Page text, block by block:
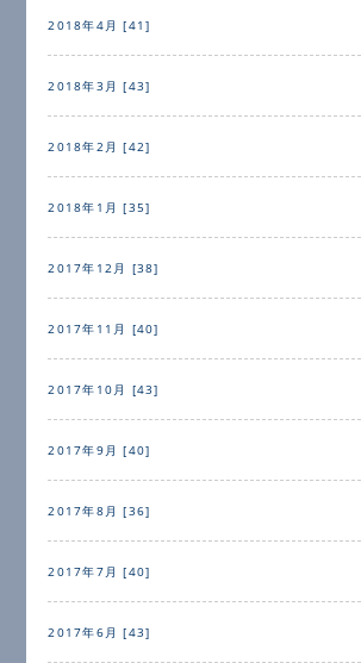
2018年4月 [41]
2018年3月 [43]
2018年2月 [42]
2018年1月 [35]
2017年12月 [38]
2017年11月 [40]
2017年10月 [43]
2017年9月 [40]
2017年8月 [36]
2017年7月 [40]
2017年6月 [43]